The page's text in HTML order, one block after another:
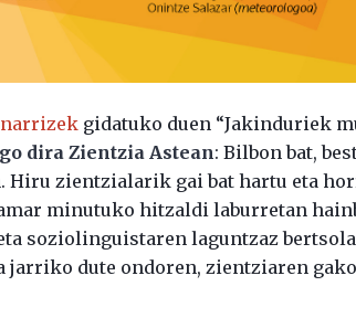
gidatuko duen “Jakinduriek
dira Zientzia Astean: Bilbon bat,
Hiru zientzialarik gai bat hartu eta
minutuko hitzaldi laburretan
soziolinguistaren laguntzaz
jarriko dute ondoren, zientziaren